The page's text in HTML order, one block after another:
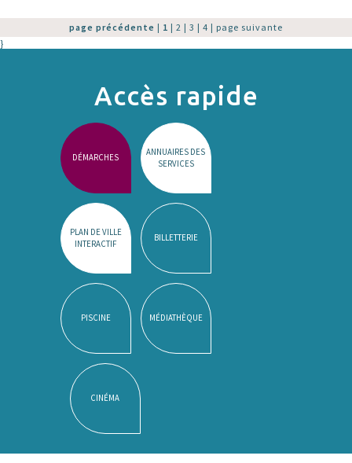
page précédente | 1 | 2 | 3 | 4 | page suivante
}
Accès rapide
DÉMARCHES
ANNUAIRES DES
SERVICES
PLAN DE VILLE
INTERACTIF
BILLETTERIE
PISCINE MÉDIATHÈQUE
CINÉMA